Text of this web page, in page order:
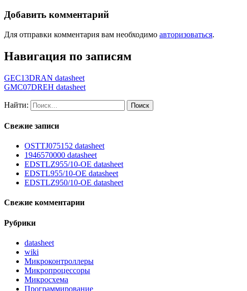
Добавить комментарий
Для отправки комментария вам необходимо авторизоваться.
Навигация по записям
GEC13DRAN datasheet
GMC07DREH datasheet
Найти:
Свежие записи
OSTTJ075152 datasheet
1946570000 datasheet
EDSTLZ955/10-OE datasheet
EDSTL955/10-OE datasheet
EDSTLZ950/10-OE datasheet
Свежие комментарии
Рубрики
datasheet
wiki
Микроконтроллеры
Микропроцессоры
Микросхема
Программирование